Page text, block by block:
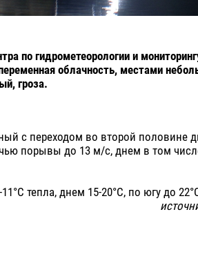
по гидрометеорологии и
облачность, местами
гроза.
с переходом во второй половине
порывы до 13 м/с, днем в том
тепла, днем 15-20°С, по югу до